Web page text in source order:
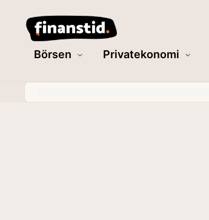
Börsen Privatekonomi